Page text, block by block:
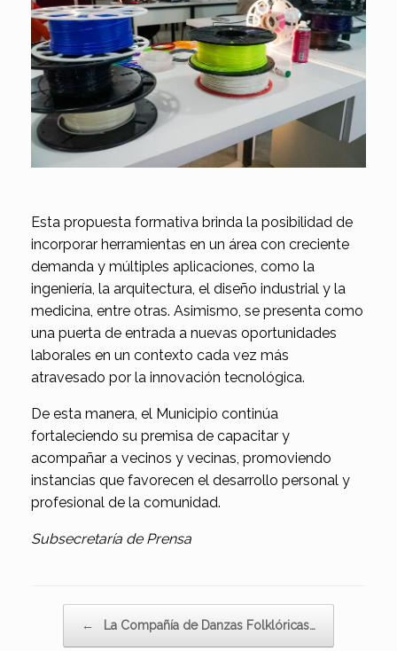
Esta propuesta formativa brinda la posibilidad de
incorporar herramientas en un área con creciente
demanda y múltiples aplicaciones, como la
ingeniería, la arquitectura, el diseño industrial y la
medicina, entre otras. Asimismo, se presenta como
una puerta de entrada a nuevas oportunidades
laborales en un contexto cada vez más
atravesado por la innovación tecnológica.
De esta manera, el Municipio continúa
fortaleciendo su premisa de capacitar y
acompañar a vecinos y vecinas, promoviendo
instancias que favorecen el desarrollo personal y
profesional de la comunidad.
Subsecretaría de Prensa
← La Compañía de Danzas Folklóricas…